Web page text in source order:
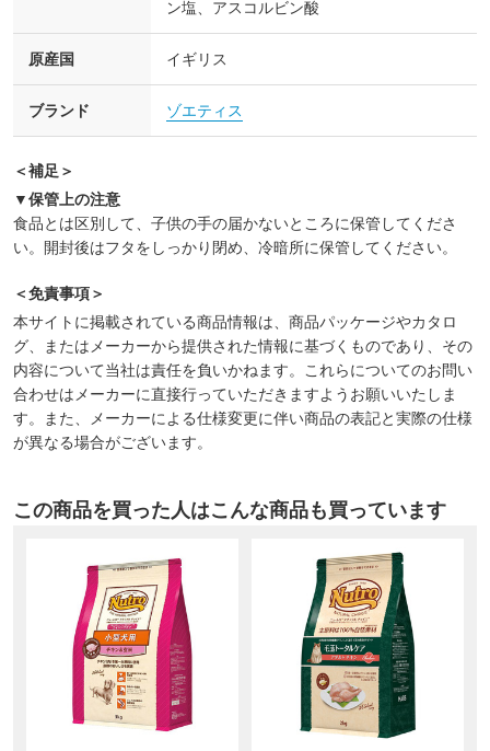
ン塩、アスコルビン酸
原産国 イギリス
ブランド ゾエティス
＜補足＞
▼保管上の注意
食品とは区別して、子供の手の届かないところに保管してくださ
い。開封後はフタをしっかり閉め、冷暗所に保管してください。
＜免責事項＞
本サイトに掲載されている商品情報は、商品パッケージやカタロ
グ、またはメーカーから提供された情報に基づくものであり、その
内容について当社は責任を負いかねます。これらについてのお問い
合わせはメーカーに直接行っていただきますようお願いいたしま
す。また、メーカーによる仕様変更に伴い商品の表記と実際の仕様
が異なる場合がございます。
この商品を買った人はこんな商品も買っています